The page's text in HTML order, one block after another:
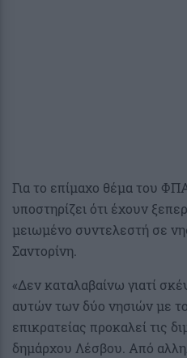
Για το επίμαχο θέμα του
υποστηρίζει ότι έχουν
μειωμένο συντελεστή σε
Σαντορίνη.
«Δεν καταλαβαίνω γιατί
αυτών των δύο νησιών με
επικρατείας προκαλεί τις
δημάρχου Λέσβου. Από